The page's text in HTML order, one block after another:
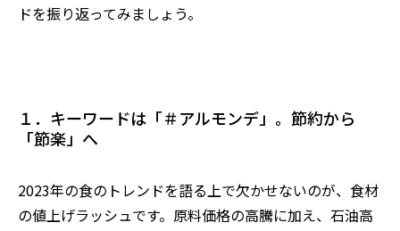
ドを振り返ってみましょう。
１．キーワードは 「＃アルモンデ」 。 節約から
「節楽」へ
2023年の食のトレンドを語る上で欠かせないのが、食材
の値上げラッシュです。原料価格の高騰に加え、石油高